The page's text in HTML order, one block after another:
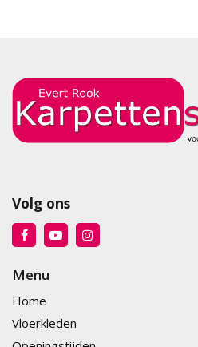
Volg ons
Menu
Home
Vloerkleden